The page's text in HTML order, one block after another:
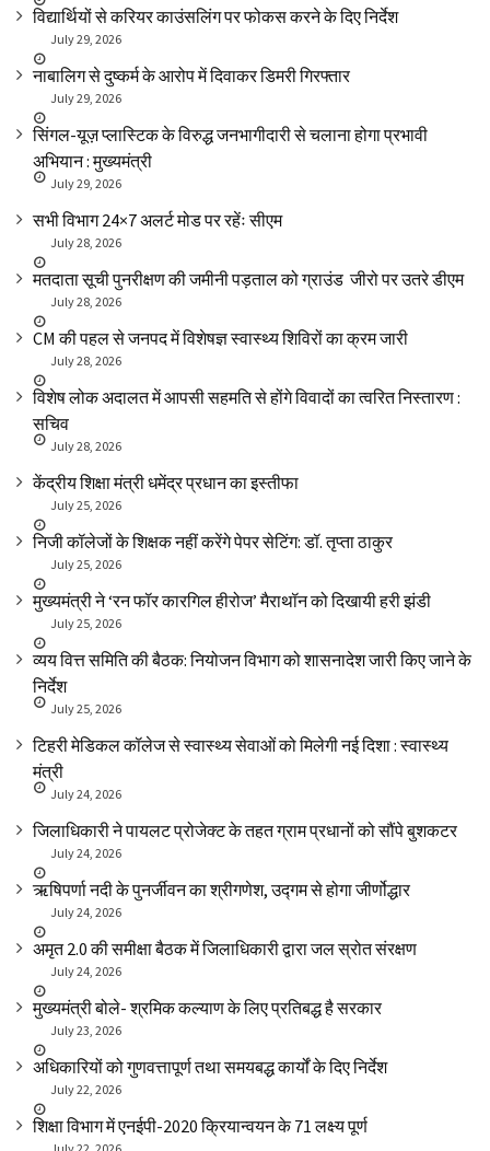
विद्यार्थियों से करियर काउंसलिंग पर फोकस करने के दिए निर्देश
July 29, 2026
नाबालिग से दुष्कर्म के आरोप में दिवाकर डिमरी गिरफ्तार
July 29, 2026
सिंगल-यूज़ प्लास्टिक के विरुद्ध जनभागीदारी से चलाना होगा प्रभावी
अभियान : मुख्यमंत्री
July 29, 2026
सभी विभाग 24×7 अलर्ट मोड पर रहेंः सीएम
July 28, 2026
मतदाता सूची पुनरीक्षण की जमीनी पड़ताल को ग्राउंड जीरो पर उतरे डीएम
July 28, 2026
CM की पहल से जनपद में विशेषज्ञ स्वास्थ्य शिविरों का क्रम जारी
July 28, 2026
विशेष लोक अदालत में आपसी सहमति से होंगे विवादों का त्वरित निस्तारण :
सचिव
July 28, 2026
केंद्रीय शिक्षा मंत्री धमेंद्र प्रधान का इस्तीफा
July 25, 2026
निजी कॉलेजों के शिक्षक नहीं करेंगे पेपर सेटिंग: डॉ. तृप्ता ठाकुर
July 25, 2026
मुख्यमंत्री ने ‘रन फॉर कारगिल हीरोज’ मैराथॉन को दिखायी हरी झंडी
July 25, 2026
व्यय वित्त समिति की बैठक: नियोजन विभाग को शासनादेश जारी किए जाने के
निर्देश
July 25, 2026
टिहरी मेडिकल कॉलेज से स्वास्थ्य सेवाओं को मिलेगी नई दिशा : स्वास्थ्य
मंत्री
July 24, 2026
जिलाधिकारी ने पायलट प्रोजेक्ट के तहत ग्राम प्रधानों को सौंपे बुशकटर
July 24, 2026
ऋषिपर्णा नदी के पुनर्जीवन का श्रीगणेश, उद्गम से होगा जीर्णोद्धार
July 24, 2026
अमृत 2.0 की समीक्षा बैठक में जिलाधिकारी द्वारा जल स्रोत संरक्षण
July 24, 2026
मुख्यमंत्री बोले- श्रमिक कल्याण के लिए प्रतिबद्ध है सरकार
July 23, 2026
अधिकारियों को गुणवत्तापूर्ण तथा समयबद्ध कार्यों के दिए निर्देश
July 22, 2026
शिक्षा विभाग में एनईपी-2020 क्रियान्वयन के 71 लक्ष्य पूर्ण